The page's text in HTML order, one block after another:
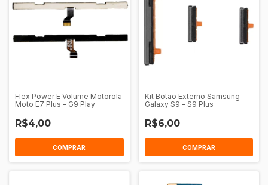
Flex Power E Volume Motorola
Moto E7 Plus - G9 Play
R$4,00
Kit Botao Externo Samsung
Galaxy S9 - S9 Plus
R$6,00
COMPRAR